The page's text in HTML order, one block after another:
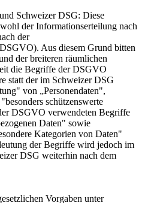
Schweizer DSG: Diese
der Informationserteilung nach
der
Aus diesem Grund bitten
der breiteren räumlichen
die Begriffe der DSGVO
statt der im Schweizer DSG
von „Personendaten",
schützenswerte
DSGVO verwendeten Begriffe
Daten" sowie
Kategorien von Daten"
der Begriffe wird jedoch im
DSG weiterhin nach dem
Vorgaben unter